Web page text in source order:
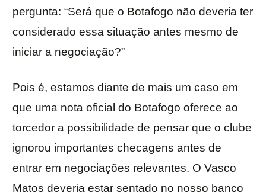
pergunta: “Será que o Botafogo não deveria ter
considerado essa situação antes mesmo de
iniciar a negociação?”
Pois é, estamos diante de mais um caso em
que uma nota oficial do Botafogo oferece ao
torcedor a possibilidade de pensar que o clube
ignorou importantes checagens antes de
entrar em negociações relevantes. O Vasco
Matos deveria estar sentado no nosso banco